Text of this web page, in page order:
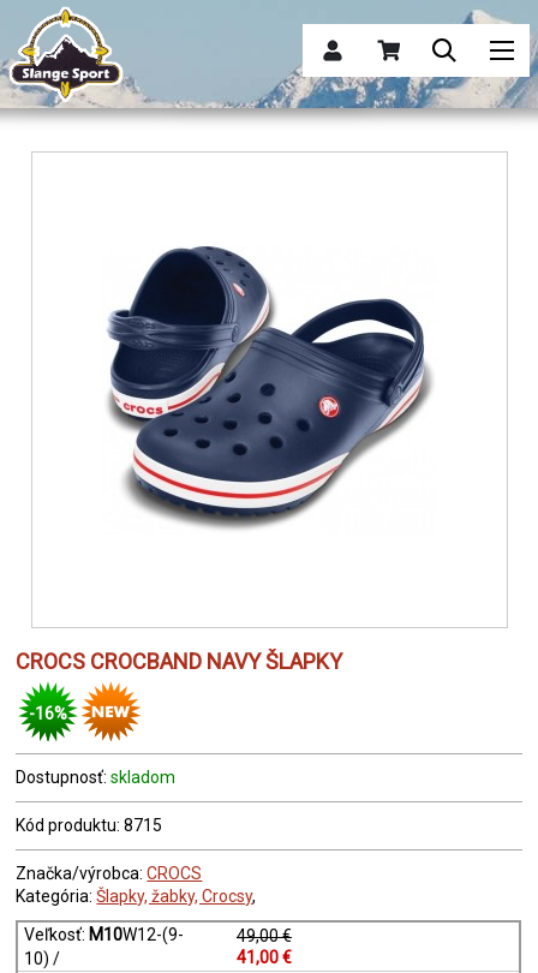
CROCS CROCBAND NAVY ŠLAPKY
-16%
Dostupnosť:skladom
Kód produktu: 8715
Značka/výrobca: CROCS
Kategória: Šlapky, žabky, Crocsy,
Veľkosť: M10W12-(9-
10) /
49,00 €
41,00 €